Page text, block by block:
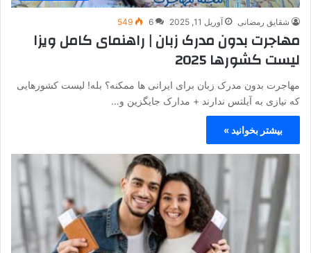
شقایق رمضانی آوریل 11, 2025 6
549
مهاجرت بدون مدرک زبان | راهنمای کامل ویزا
لیست کشورها 2025
مهاجرت بدون مدرک زبان برای ایرانی‌ ها ممکنه؟ بله! لیست کشورهایی
که نیازی به آیلتس ندارند + مدارک جایگزین و…
بیشتر بخوانید »